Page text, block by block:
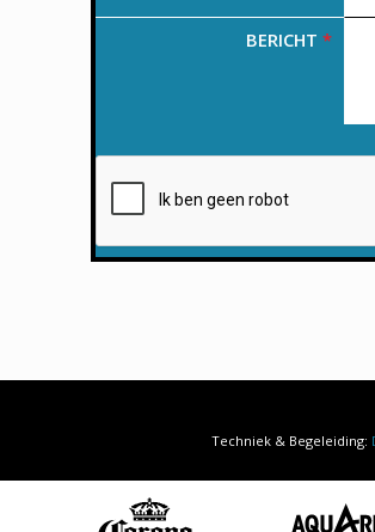
BERICHT *
Techniek & Begeleiding: